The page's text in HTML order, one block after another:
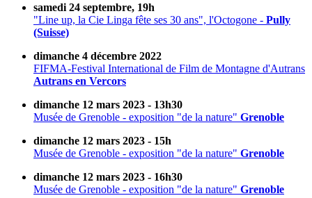
samedi 24 septembre, 19h
"Line up, la Cie Linga fête ses 30 ans", l'Octogone - Pully
(Suisse)
dimanche 4 décembre 2022
FIFMA-Festival International de Film de Montagne d'Autrans
Autrans en Vercors
dimanche 12 mars 2023 - 13h30
Musée de Grenoble - exposition "de la nature" Grenoble
dimanche 12 mars 2023 - 15h
Musée de Grenoble - exposition "de la nature" Grenoble
dimanche 12 mars 2023 - 16h30
Musée de Grenoble - exposition "de la nature" Grenoble